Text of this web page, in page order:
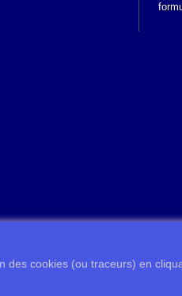
des cookies (ou traceurs) en